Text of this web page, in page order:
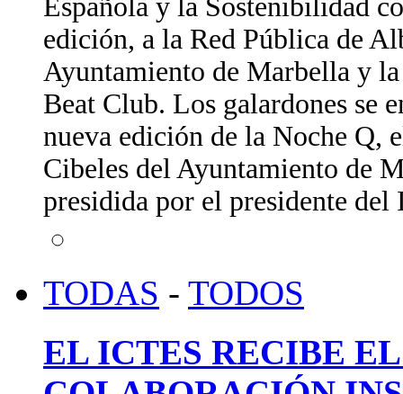
Española y la Sostenibilidad
edición, a la Red Pública de
Ayuntamiento de Marbella y
Beat Club. Los galardones se
nueva edición de la Noche Q,
Cibeles del Ayuntamiento de
presidida por el presidente
TODAS - TODOS
EL ICTES RECIBE